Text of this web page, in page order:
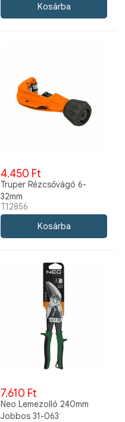
4.450 Ft
Truper Rézcsővágó 6-
32mm
T12856
7.610 Ft
Neo Lemezolló 240mm
Jobbos 31-063